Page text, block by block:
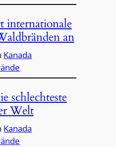
internationale
an
Kanada
schlechteste
Welt
Kanada